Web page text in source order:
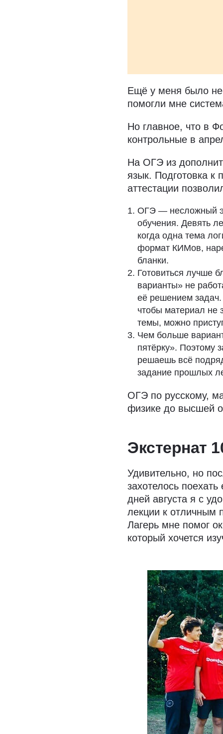
Ещё у меня было
помогли мне
Но главное, что в
контрольные в
На ОГЭ из
язык. Подготовка к
аттестации
ОГЭ — несложный
обучения. Девять
когда одна тема
формат КИМов,
бланки.
Готовиться лучше
варианты» не
её решением
чтобы материал не
темы, можно
Чем больше
пятёрку». Поэтому
решаешь всё
задание прошлых
ОГЭ по русскому,
физике до высшей
Экстернат
Удивительно, но
захотелось
дней августа я с
лекции к отличным
Лагерь мне помог
который хочется